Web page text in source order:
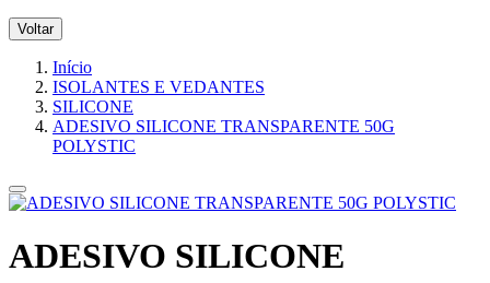
Voltar
Início
ISOLANTES E VEDANTES
SILICONE
ADESIVO SILICONE TRANSPARENTE 50G
POLYSTIC
ADESIVO SILICONE